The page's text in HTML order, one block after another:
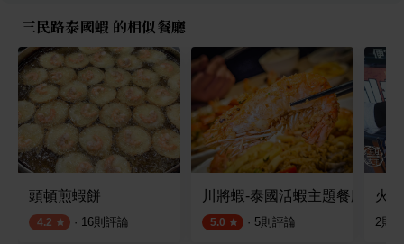
三民路泰國蝦 的相似餐廳
頭頓煎蝦餅
4.2 · 16則評論
川將蝦-泰國活蝦主題餐廳
5.0 · 5則評論
火
2則